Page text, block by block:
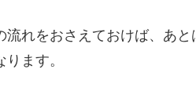
流れをおさえておけば、あ
ります。